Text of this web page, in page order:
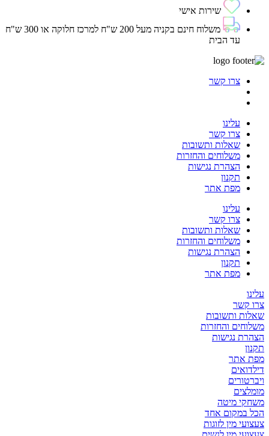
שירות אישי
משלוח חינם בקניה מעל 200 ש"ח למרכז חלוקה או 300 ש"ח
עד הבית
צרו קשר
עלינו
צרו קשר
שאלות ותשובות
משלוחים והחזרות
הצהרת נגישות
תקנון
מפת אתר
עלינו
צרו קשר
שאלות ותשובות
משלוחים והחזרות
הצהרת נגישות
תקנון
מפת אתר
עלינו
צרו קשר
שאלות ותשובות
משלוחים והחזרות
הצהרת נגישות
תקנון
מפת אתר
דילדואים
ויברטורים
מומלצים
משחקי מיטה
הכל במקום אחד
צעצועי מין לזוגות